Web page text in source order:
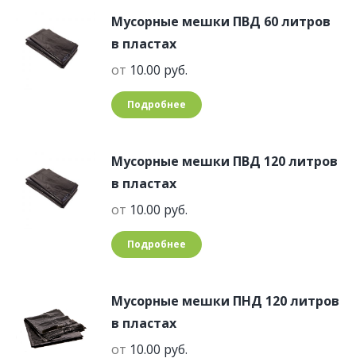
Мусорные мешки ПВД 60 литров
в пластах
от 10.00 руб.
Подробнее
Мусорные мешки ПВД 120 литров
в пластах
от 10.00 руб.
Подробнее
Мусорные мешки ПНД 120 литров
в пластах
от 10.00 руб.